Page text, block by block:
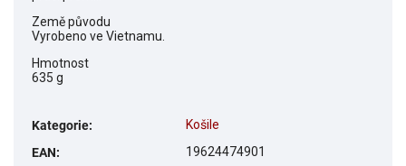
Země původu
Vyrobeno ve Vietnamu.
Hmotnost
635 g
Kategorie:
Košile
EAN: 19624474901